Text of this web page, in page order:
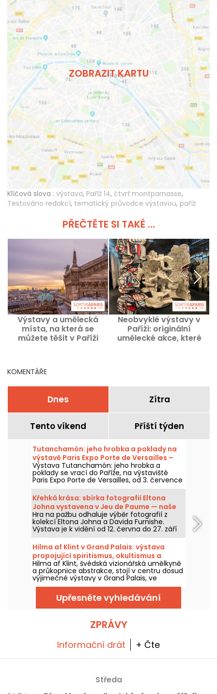
ZOBRAZIT KARTU
Klíčová slova : výstava, Paříž 14, čtvrť montparnasse,
Testováno redakcí, tematický průvodce výstavou, paříž
PŘEČTĚTE SI TAKÉ ...
Výstavy a umělecká
místa, na která se
můžete těšit v Paříži
Neobvyklé výstavy v
Paříži: originální
umělecké akce, které
KOMENTÁŘE
Dnes Zítra
Tento víkend Příští týden
Tutanchamón: jeho hrobka a poklady na
výstavě Paris Expo Porte de Versailles –
naše fotografie
Výstava Tutanchamón: jeho hrobka a
poklady se vrací do Paříže, na výstaviště
Paris Expo Porte de Versailles, od 3. července
do 6. září 2026. Rekonstrukce hrobky,
pohřební poklady, audioprůvodce, imerzivní
sál a zážitek z VR: zjistěte, co na vás na místě
čeká, v obrazech.
Křehká krása: sbírka fotografií Eltona
Johna vystavena v Jeu de Paume — naše
fotografie
Hra na pažbu odhaluje výběr fotografií z
kolekcí Eltona Johna a Davida Furnishe.
Výstava je k vidění od 12. června do 27. září
2026.
Hilma af Klint v Grand Palais: výstava
propojující spiritismus, okultismus a
abstrakci
Hilma af Klint, švédská vizionářská umělkyně
a průkopnice abstrakce, stojí v centru dosud
výjimečné výstavy v Grand Palais, ve
spolupráci s Centre Pompidou, která probíhá
od 6. května do 30. srpna 2026. Její mystická
díla, inspirovaná spiritismem a okultními
tématy, se poprvé odhalují ve Francii v
všechna díla z cyklu Malby chrámu, její
největší realizace.
Upřesněte vyhledávání
ZPRÁVY
Informační drát + Čte
Středa